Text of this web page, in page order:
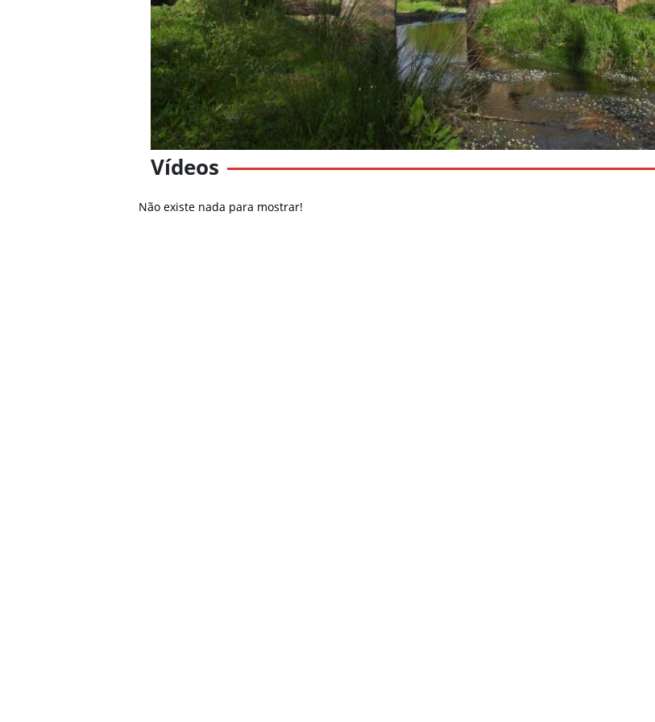
Vídeos
Não existe nada para mostrar!